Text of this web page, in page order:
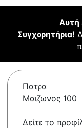
Αυτή
Συγχαρητήρια!
Πατρα
Μαιζωνος 100
Δείτε το